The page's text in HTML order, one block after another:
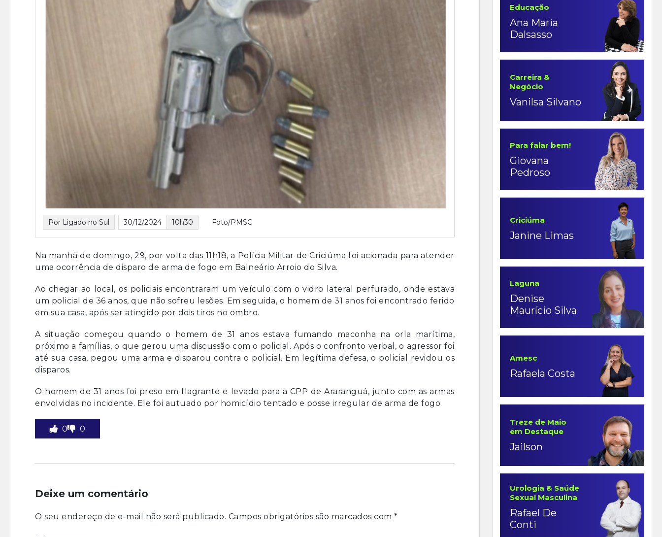
Por Ligado no Sul 30/12/2024 10h30 Foto/PMSC
Na manhã de domingo, 29, por volta das 11h18, a Polícia Militar de Criciúma foi acionada para atender
uma ocorrência de disparo de arma de fogo em Balneário Arroio do Silva.
Ao chegar ao local, os policiais encontraram um veículo com o vidro lateral perfurado, onde estava
um policial de 36 anos, que não sofreu lesões. Em seguida, o homem de 31 anos foi encontrado ferido
em sua casa, após ser atingido por dois tiros no ombro.
A situação começou quando o homem de 31 anos estava fumando maconha na orla marítima,
próximo a famílias, o que gerou uma discussão com o policial. Após o confronto verbal, o agressor foi
até sua casa, pegou uma arma e disparou contra o policial. Em legítima defesa, o policial revidou os
disparos.
O homem de 31 anos foi preso em flagrante e levado para a CPP de Araranguá, junto com as armas
envolvidas no incidente. Ele foi autuado por homicídio tentado e posse irregular de arma de fogo.
0 0
Deixe um comentário
O seu endereço de e-mail não será publicado. Campos obrigatórios são marcados com *
Educação
Ana Maria
Dalsasso
Carreira &
Negócio
Vanilsa Silvano
Para falar bem!
Giovana
Pedroso
Criciúma
Janine Limas
Laguna
Denise
Maurício Silva
Amesc
Rafaela Costa
Treze de Maio
em Destaque
Jailson
Urologia & Saúde
Sexual Masculina
Rafael De
Conti